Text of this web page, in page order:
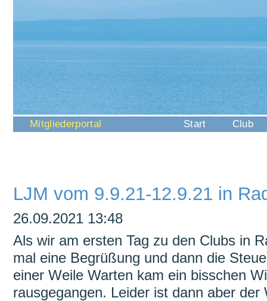
Navigation
Start Club
Mitgliederportal
LJM vom 9.9.21-12.9.21 in
26.09.2021 13:48
Als wir am ersten Tag zu den Clubs in
mal eine Begrüßung und dann die
einer Weile Warten kam ein bisschen
rausgegangen. Leider ist dann aber der